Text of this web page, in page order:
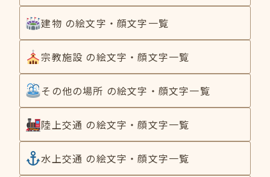
建物 の絵文字・顔文字一覧
宗教施設 の絵文字・顔文字一覧
その他の場所 の絵文字・顔文字一覧
陸上交通 の絵文字・顔文字一覧
水上交通 の絵文字・顔文字一覧